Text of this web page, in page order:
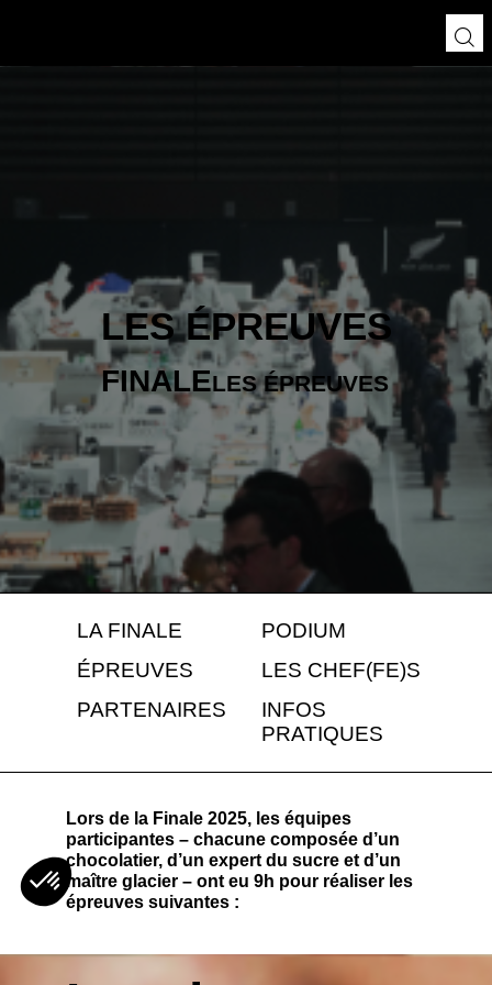
LES ÉPREUVES
FINALELES ÉPREUVES
LA FINALE
PODIUM
ÉPREUVES
LES CHEF(FE)S
PARTENAIRES
INFOS
PRATIQUES
Lors de la Finale 2025, les équipes
participantes – chacune composée d’un
chocolatier, d’un expert du sucre et d’un
maître glacier – ont eu 9h pour réaliser les
épreuves suivantes :